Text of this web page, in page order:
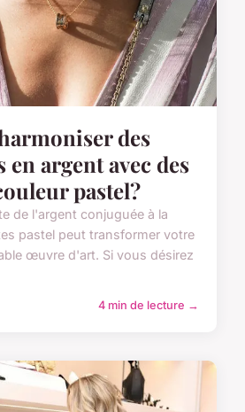
des
en argent avec des
pastel?
de l'argent conjuguée à la
pastel peut transformer votre
œuvre d'art. Si vous désirez
4 min de lecture →